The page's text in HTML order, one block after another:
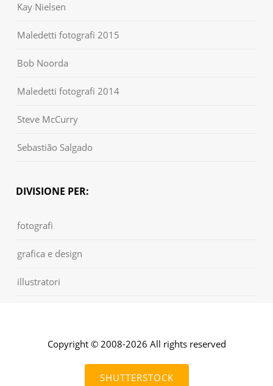
Kay Nielsen
Maledetti fotografi 2015
Bob Noorda
Maledetti fotografi 2014
Steve McCurry
Sebastião Salgado
DIVISIONE PER:
fotografi
grafica e design
illustratori
Copyright © 2008-2026 All rights reserved
SHUTTERSTOCK